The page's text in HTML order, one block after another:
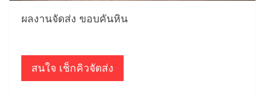
ผลงานจัดส่ง ขอบคันหิน
สนใจ เช็กคิวจัดส่ง